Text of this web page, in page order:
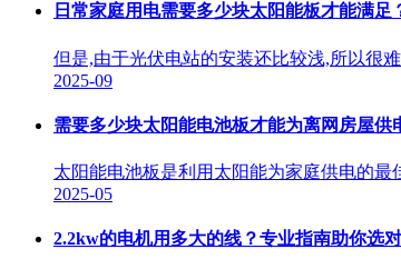
日常家庭用电需要多少块太阳能板才能满足
但是,由于光伏电站的安装还比较浅,所以很
2025-09
需要多少块太阳能电池板才能为离网房屋供
太阳能电池板是利用太阳能为家庭供电的
2025-05
2.2kw的电机用多大的线？专业指南助你选